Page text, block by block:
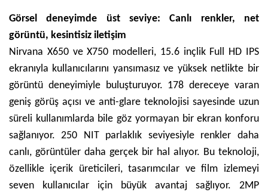
Görsel deneyimde üst seviye: Canlı renkler, net
görüntü, kesintisiz iletişim
Nirvana X650 ve X750 modelleri, 15.6 inçlik Full HD IPS
ekranıyla kullanıcılarını yansımasız ve yüksek netlikte bir
görüntü deneyimiyle buluşturuyor. 178 dereceye varan
geniş görüş açısı ve anti-glare teknolojisi sayesinde uzun
süreli kullanımlarda bile göz yormayan bir ekran konforu
sağlanıyor. 250 NIT parlaklık seviyesiyle renkler daha
canlı, görüntüler daha gerçek bir hal alıyor. Bu teknoloji,
özellikle içerik üreticileri, tasarımcılar ve film izlemeyi
seven kullanıcılar için büyük avantaj sağlıyor. 2MP